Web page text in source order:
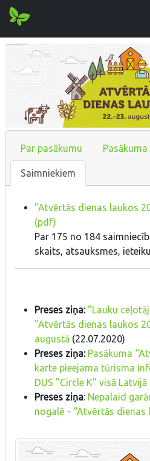
Par pasākumu
Saimniekiem
"Atvērtās dienas laukos
(pdf)
Par 175 no 184
skaits, atsauksmes,
Preses ziņa: "Lauku
"Atvērtās dienas laukos
augustā (22.07.2020)
Preses ziņa: Pasākuma
karte pieejama tūrisma
DUS "Circle K" visā Latvijā
Preses ziņa: Nepalaid
nogalē - “Atvērtās dienas